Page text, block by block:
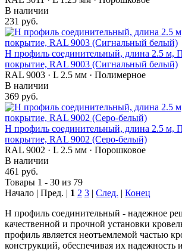
В наличии
231 руб.
Н профиль соединительный, длина 2.5 м,
покрытие, RAL 9003 (Сигнальный белый)
RAL 9003 · L 2.5 мм · Полимерное
В наличии
369 руб.
Н профиль соединительный, длина 2.5 м,
покрытие, RAL 9002 (Серо-белый)
RAL 9002 · L 2.5 мм · Порошковое
В наличии
461 руб.
Товары 1 - 30 из 79
Начало | Пред. | 1 2 3 | След. | Конец
Н профиль соединительный - надежное
качественной и прочной установки
профиль является неотъемлемой частью
конструкций, обеспечивая их надежность